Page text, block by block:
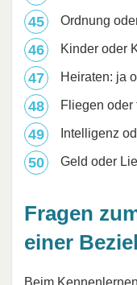
Ordnung
Kinder oder
Heiraten: ja
Fliegen
Intelligenz
Geld oder
Fragen
einer